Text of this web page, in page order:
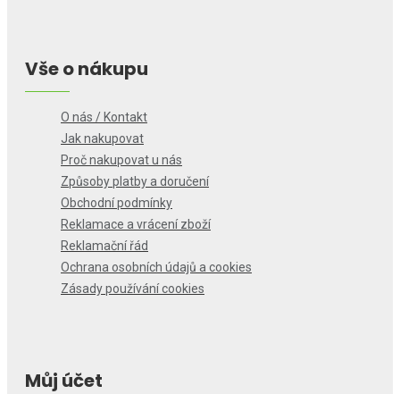
Vše o nákupu
O nás / Kontakt
Jak nakupovat
Proč nakupovat u nás
Způsoby platby a doručení
Obchodní podmínky
Reklamace a vrácení zboží
Reklamační řád
Ochrana osobních údajů a cookies
Zásady používání cookies
Můj účet